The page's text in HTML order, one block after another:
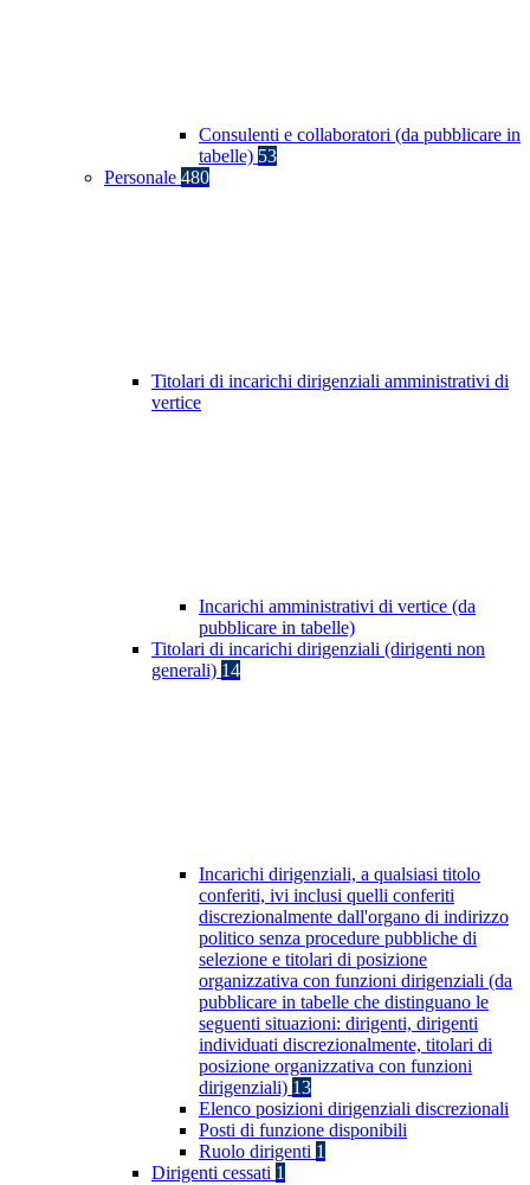
Consulenti e collaboratori (da pubblicare in
tabelle) 53
Personale 480
Titolari di incarichi dirigenziali amministrativi di
vertice
Incarichi amministrativi di vertice (da
pubblicare in tabelle)
Titolari di incarichi dirigenziali (dirigenti non
generali) 14
Incarichi dirigenziali, a qualsiasi titolo
conferiti, ivi inclusi quelli conferiti
discrezionalmente dall'organo di indirizzo
politico senza procedure pubbliche di
selezione e titolari di posizione
organizzativa con funzioni dirigenziali (da
pubblicare in tabelle che distinguano le
seguenti situazioni: dirigenti, dirigenti
individuati discrezionalmente, titolari di
posizione organizzativa con funzioni
dirigenziali) 13
Elenco posizioni dirigenziali discrezionali
Posti di funzione disponibili
Ruolo dirigenti 1
Dirigenti cessati 1